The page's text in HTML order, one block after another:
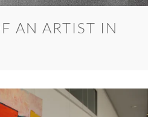
AN ARTIST IN